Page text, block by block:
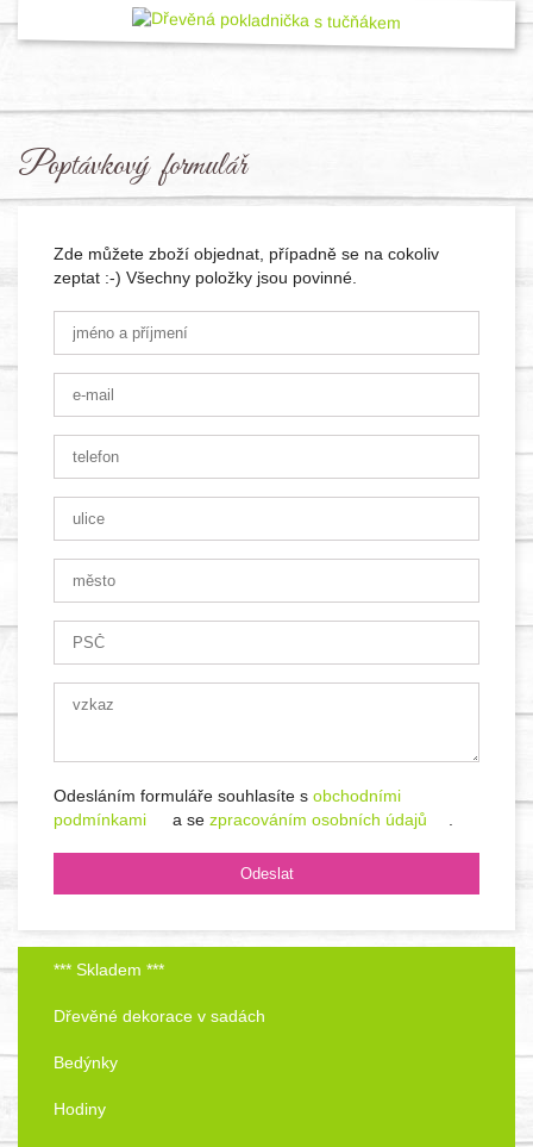
Poptávkový formulář
Zde můžete zboží objednat, případně se na cokoliv
zeptat :-) Všechny položky jsou povinné.
Odesláním formuláře souhlasíte s obchodními
podmínkami
a se zpracováním osobních údajů
*** Skladem ***
Dřevěné dekorace v sadách
Bedýnky
Hodiny